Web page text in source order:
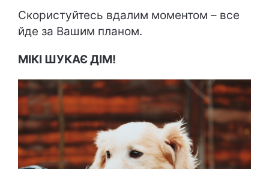
Скористуйтесь вдалим моментом – все
йде за Вашим планом.
МІКІ ШУКАЄ ДІМ!